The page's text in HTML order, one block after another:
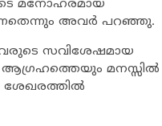
മനോഹരമായ
അവർ പറഞ്ഞു.
സവിശേഷമായ
മനസ്സിൽ